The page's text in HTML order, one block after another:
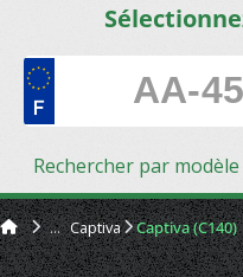
Rechercher par modèle
Captiva Captiva (C140)